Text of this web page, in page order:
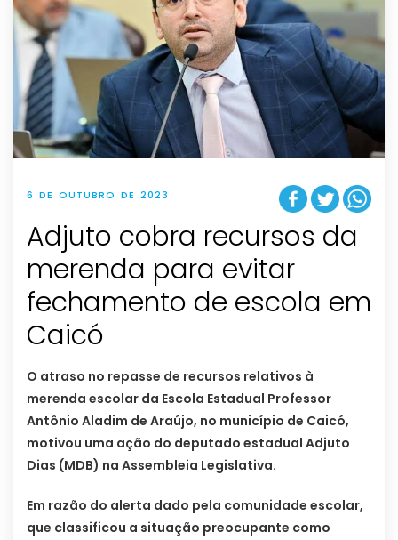
6 DE OUTUBRO DE 2023
Adjuto cobra recursos da
merenda para evitar
fechamento de escola em
Caicó
O atraso no repasse de recursos relativos à
merenda escolar da Escola Estadual Professor
Antônio Aladim de Araújo, no município de Caicó,
motivou uma ação do deputado estadual Adjuto
Dias (MDB) na Assembleia Legislativa.
Em razão do alerta dado pela comunidade escolar,
que classificou a situação preocupante como